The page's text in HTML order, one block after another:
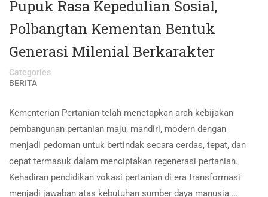
Pupuk Rasa Kepedulian Sosial,
Polbangtan Kementan Bentuk
Generasi Milenial Berkarakter
Categories
BERITA
Kementerian Pertanian telah menetapkan arah kebijakan
pembangunan pertanian maju, mandiri, modern dengan
menjadi pedoman untuk bertindak secara cerdas, tepat, dan
cepat termasuk dalam menciptakan regenerasi pertanian.
Kehadiran pendidikan vokasi pertanian di era transformasi
menjadi jawaban atas kebutuhan sumber daya manusia …